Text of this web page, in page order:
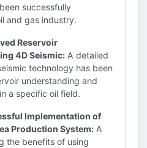
successfully
and gas industry.
Reservoir
4D Seismic: A detailed
technology has been
understanding and
a specific oil field.
Implementation of
Production System: A
the benefits of using